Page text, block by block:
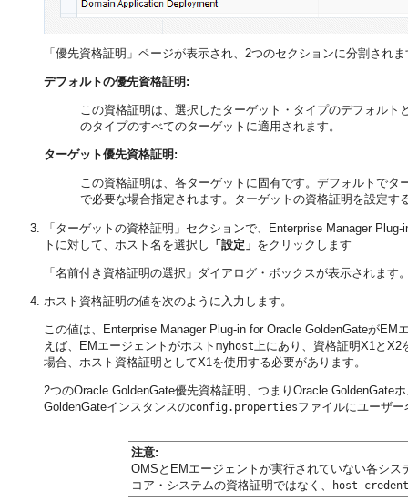
「優先資格証明」ページが表示され、2つのセクションに分割され
デフォルトの優先資格証明:
この資格証明は、選択したターゲット・タイプのデフォル
のタイプのすべてのターゲットに適用されます。
ターゲット優先資格証明:
この資格証明は、各ターゲットに固有です。デフォルトで
で必要な場合指定されます。ターゲットの資格証明を設定
「ターゲットの資格証明」セクションで、Enterprise Manager
トに対して、ホスト名を選択し 「設定」 をクリックします
「名前付き資格証明の選択」ダイアログ・ボックスが表示されます
ホスト資格証明の値を次のように入力します。
この値は、Enterprise Manager Plug-in for Oracle GoldenGateが
えば、EMエージェントがホスト myhost上にあり、資格証明X1とX2
場合、ホスト資格証明としてX1を使用する必要があります。
2つのOracle GoldenGate優先資格証明、つまりOracle GoldenGate
GoldenGateインスタンスのconfig.propertiesファイルにユーザ
注意:
OMSとEMエージェントが実行されていない各シ
コア・システムの資格証明ではなく、
host